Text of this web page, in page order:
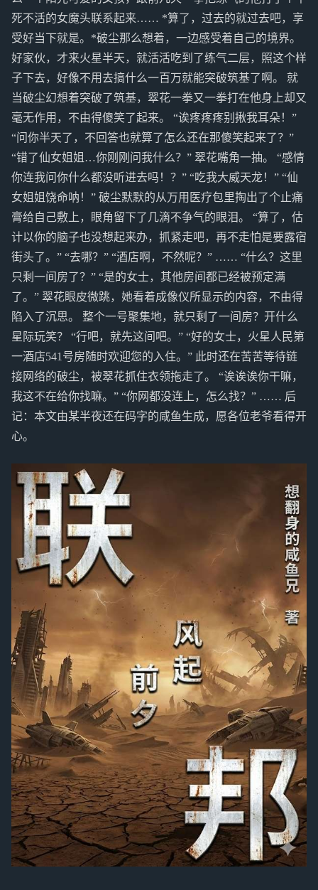
死不活的女魔头联系起来…… *算了，过去的就过去吧，享
受好当下就是。*破尘那么想着，一边感受着自己的境界。
好家伙，才来火星半天，就活活吃到了练气二层，照这个样
子下去，好像不用去搞什么一百万就能突破筑基了啊。 就
当破尘幻想着突破了筑基，翠花一拳又一拳打在他身上却又
毫无作用，不由得傻笑了起来。 “诶疼疼疼别揪我耳朵！”
“问你半天了，不回答也就算了怎么还在那傻笑起来了？”
“错了仙女姐姐…你刚刚问我什么？” 翠花嘴角一抽。 “感情
你连我问你什么都没听进去吗！？” “吃我大威天龙！” “仙
女姐姐饶命呐！” 破尘默默的从万用医疗包里掏出了个止痛
膏给自己敷上，眼角留下了几滴不争气的眼泪。 “算了，估
计以你的脑子也没想起来办，抓紧走吧，再不走怕是要露宿
街头了。” “去哪？” “酒店啊，不然呢？” …… “什么？这里
只剩一间房了？” “是的女士，其他房间都已经被预定满
了。” 翠花眼皮微跳，她看着成像仪所显示的内容，不由得
陷入了沉思。 整个一号聚集地，就只剩了一间房？开什么
星际玩笑？ “行吧，就先这间吧。” “好的女士，火星人民第
一酒店541号房随时欢迎您的入住。” 此时还在苦苦等待链
接网络的破尘，被翠花抓住衣领拖走了。 “诶诶诶你干嘛，
我这不在给你找嘛。” “你网都没连上，怎么找？” …… 后
记：本文由某半夜还在码字的咸鱼生成，愿各位老爷看得开
心。